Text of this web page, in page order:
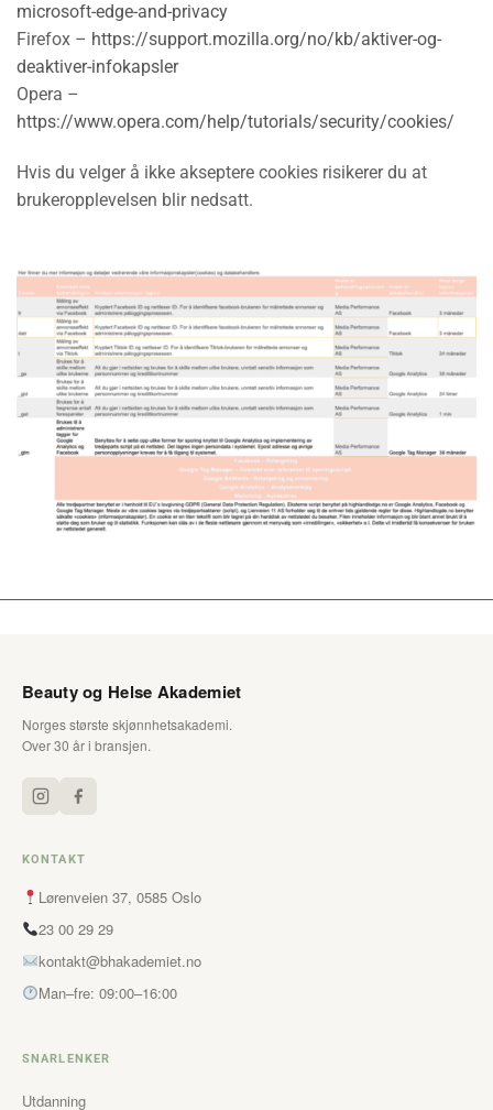
microsoft-edge-and-privacy
Firefox – https://support.mozilla.org/no/kb/aktiver-og-
deaktiver-infokapsler
Opera –
https://www.opera.com/help/tutorials/security/cookies/
Hvis du velger å ikke akseptere cookies risikerer du at
brukeropplevelsen blir nedsatt.
Beauty og Helse Akademiet
Norges største skjønnhetsakademi.
Over 30 år i bransjen.
KONTAKT
Lørenveien 37, 0585 Oslo
23 00 29 29
kontakt@bhakademiet.no
Man–fre: 09:00–16:00
SNARLENKER
Utdanning